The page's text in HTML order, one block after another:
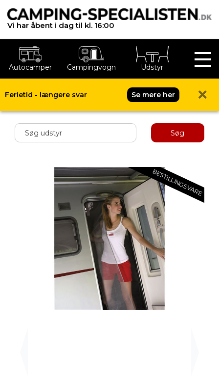
Vi har åbent i dag til kl. 16:00
Autocamper Campingvogn Udstyr
Ferietid - længere svar
Se mere her
Søg
BESTILLINGSVARE
BESTILLINGSVARE